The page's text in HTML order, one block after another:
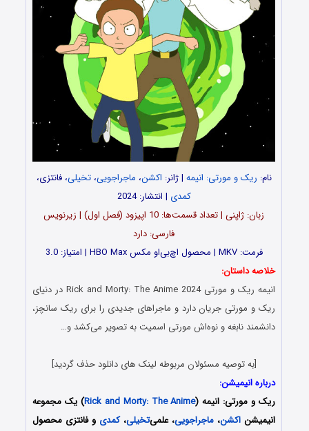
نام: ریک و مورتی: انیمه | ژانر: اکشن، ماجراجویی،تخیلی، فانتزی،
کمدی | انتشار: 2024
زبان: ژاپنی | تعداد قسمت‌‌ها: 10 اپیزود (فصل اول) | زیرنویس
فارسی: دارد
فرمت: MKV | محصول اچ‌بی‌او مکس HBO Max | امتیاز: 3.0
خلاصه داستان:
انیمه ریک و مورتی Rick and Morty: The Anime 2024 در دنیای
ریک و مورتی جریان دارد و ماجراهای جدیدی را برای ریک سانچز،
دانشمند نابغه و نوه‌اش مورتی اسمیت به تصویر می‌کشد و…
[به توصیه مسئولان مربوطه لینک های دانلود حذف گردید]
درباره انیمیشن:
ریک و مورتی: انیمه(
Rick and Morty: The Anime) یک مجموعه
انیمیشناکشن،ماجراجویی، علمی‌تخیلی،کمدی و فانتزی محصول